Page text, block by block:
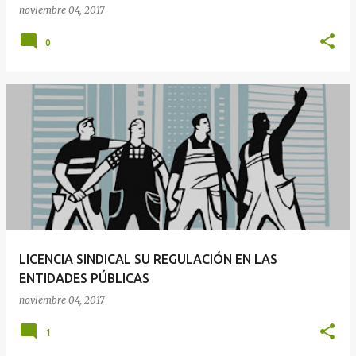
noviembre 04, 2017
0
LICENCIA SINDICAL SU REGULACIÓN EN LAS
ENTIDADES PÚBLICAS
noviembre 04, 2017
1